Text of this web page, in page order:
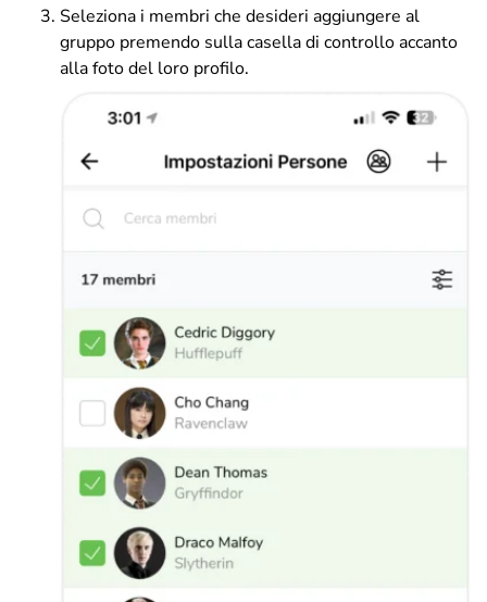
Seleziona i membri che desideri aggiungere al
gruppo premendo sulla casella di controllo accanto
alla foto del loro profilo.